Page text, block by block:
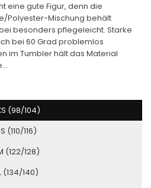
eine gute Figur, denn die
Polyester-Mischung behält
besonders pflegeleicht. Starke
bei 60 Grad problemlos
im Tumbler hält das Material
(98/104)
S (110/116)
(122/128)
(134/140)